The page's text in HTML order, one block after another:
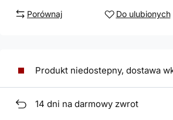
Porównaj Do ulubionych
Produkt niedostepny, dostawa
14 dni na darmowy zwrot